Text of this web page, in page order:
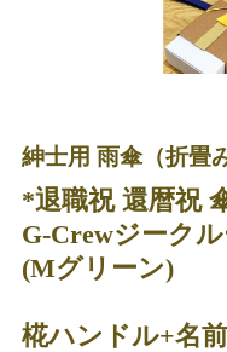
紳士用 雨傘（折畳
*退職祝 還暦祝
G-Crewジーク
(Mグリーン)
椛ハンドル+名